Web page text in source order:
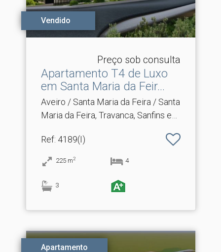
Vendido
Preço sob consulta
Apartamento T4 de Luxo
em Santa Maria da Feir.​..
Aveiro / Santa Maria da Feira / Santa
Maria da Feira, Travanca, Sanfins e
Ref: 4189(I)
225 m2 4
3
Apartamento